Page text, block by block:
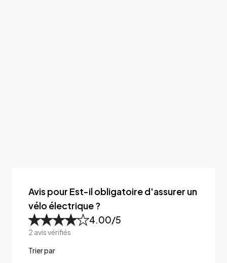
Avis pour Est-il obligatoire d'assurer un
vélo électrique ?
4.00/5
2 avis vérifiés
Trier par